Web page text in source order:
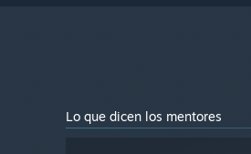
Lo que dicen los mentores